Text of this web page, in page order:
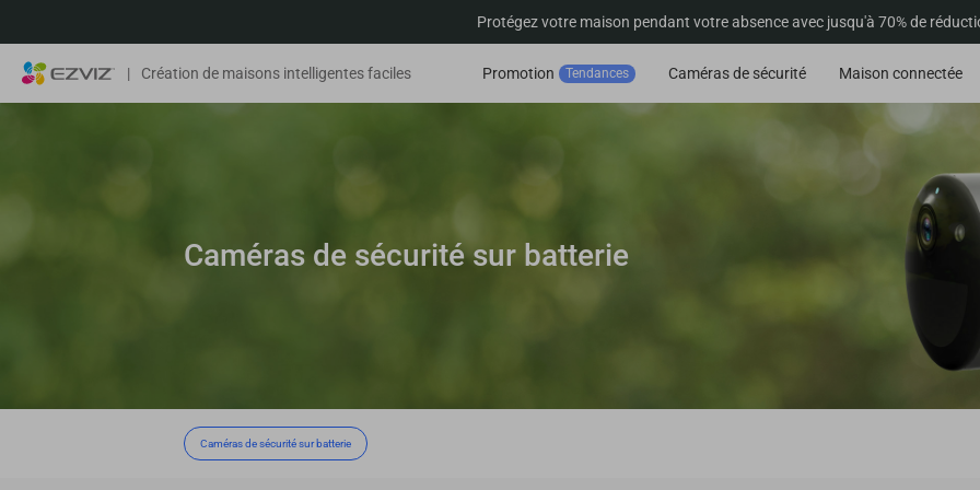
Protégez votre maison pendant votre absence avec jusqu'à 70% de
| Création de maisons intelligentes faciles Promotion Tendances Caméras de sécurité Maison connectée
Caméras de sécurité sur batterie
Caméras de sécurité sur batterie